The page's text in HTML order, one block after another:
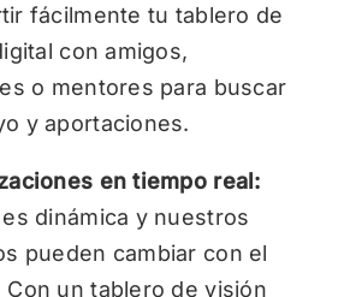
fácilmente tu tablero de
con amigos,
o mentores para buscar
y aportaciones.
en tiempo real:
dinámica y nuestros
pueden cambiar con el
Con un tablero de visión